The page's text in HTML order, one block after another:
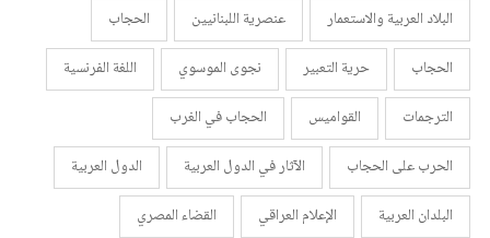
البلاد العربية والاستعمار
عنصرية اللبنانيين
الحجاب
الحجاب
حرية التعبير نجوى الموسوي
اللغة الفرنسية
الترجمات
القواميس
الحجاب في الغرب
الحرب على الحجاب
الآثار في الدول العربية
الدول العربية
البلدان العربية
الإعلام العراقي
القضاء المصري